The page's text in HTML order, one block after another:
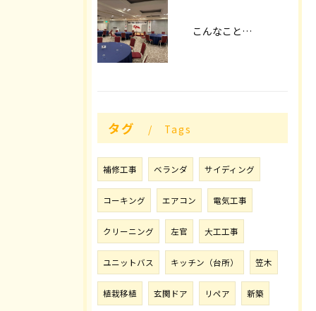
こんなことやってます！！
タグ Tags
補修工事 ベランダ サイディング
コーキング エアコン 電気工事
クリーニング 左官 大工工事
ユニットバス キッチン（台所） 笠木
植栽移植 玄関ドア リペア 新築